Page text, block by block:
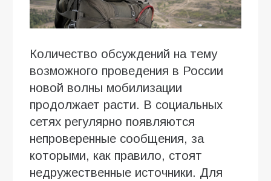
Количество обсуждений на тему
возможного проведения в России
новой волны мобилизации
продолжает расти. В социальных
сетях регулярно появляются
непроверенные сообщения, за
которыми, как правило, стоят
недружественные источники. Для